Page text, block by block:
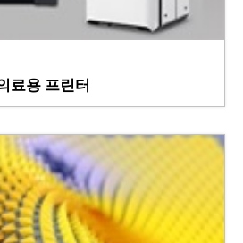
료용 프린터